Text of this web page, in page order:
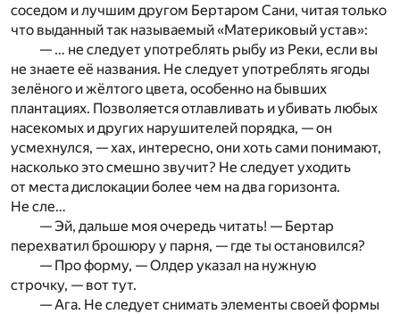
соседом и лучшим другом Бертаром Сани, читая только
что выданный так называемый «Материковый устав»:
— … не следует употреблять рыбу из Реки, если вы
не знаете её названия. Не следует употреблять ягоды
зелёного и жёлтого цвета, особенно на бывших
плантациях. Позволяется отлавливать и убивать любых
насекомых и других нарушителей порядка, — он
усмехнулся, — хах, интересно, они хоть сами понимают,
насколько это смешно звучит? Не следует уходить
от места дислокации более чем на два горизонта.
Не сле…
— Эй, дальше моя очередь читать! — Бертар
перехватил брошюру у парня, — где ты остановился?
— Про форму, — Олдер указал на нужную
строчку, — вот тут.
— Ага. Не следует снимать элементы своей формы